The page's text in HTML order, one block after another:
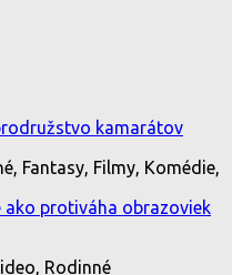
kamarátov
Fantasy, Filmy, Komédie,
ako protiváha obrazoviek
Rodinné